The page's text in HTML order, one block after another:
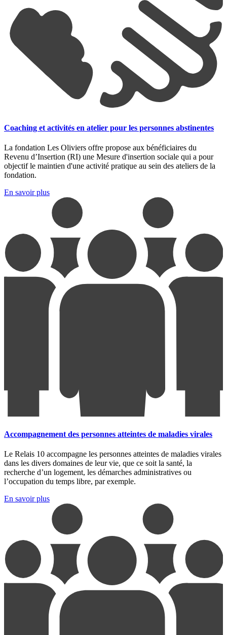
Coaching et activités en atelier pour les personnes abstinentes
La fondation Les Oliviers offre propose aux bénéficiaires du
Revenu d’Insertion (RI) une Mesure d'insertion sociale qui a pour
objectif le maintien d'une activité pratique au sein des ateliers de la
fondation.
En savoir plus
Accompagnement des personnes atteintes de maladies virales
Le Relais 10 accompagne les personnes atteintes de maladies virales
dans les divers domaines de leur vie, que ce soit la santé, la
recherche d’un logement, les démarches administratives ou
l’occupation du temps libre, par exemple.
En savoir plus